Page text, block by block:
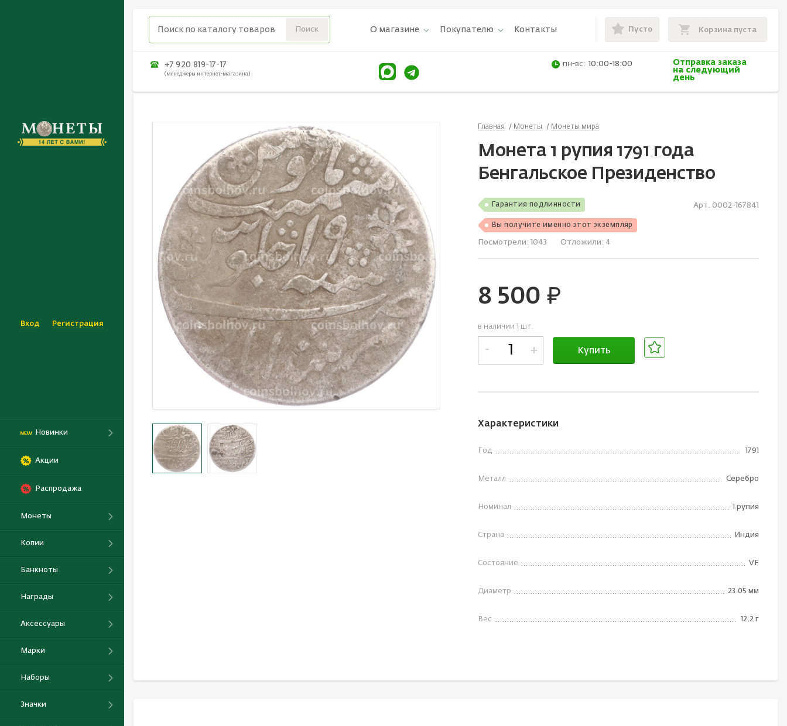
Вход Регистрация
Новинки
Акции
Распродажа
Монеты
Копии
Банкноты
Награды
Аксессуары
Марки
Наборы
Значки
О магазине Покупателю Контакты Пусто Корзина пуста
+7 920 819-17-17
(менеджеры интернет-магазина)
пн-вс: 10:00-18:00
Отправка заказа
на следующий
день
Главная Монеты Монеты мира
Монета 1 рупия 1791 года
Бенгальское Президенство
Гарантия подлинности
Вы получите именно этот экземпляр
Арт. 0002-167841
Посмотрели: 1043 Отложили: 4
8 500 руб.
в наличии 1 шт.
- + Купить
Характеристики
Год 1791
Металл Серебро
Номинал 1 рупия
Страна Индия
Состояние VF
Диаметр 23.05 мм
Вес 12.2 г